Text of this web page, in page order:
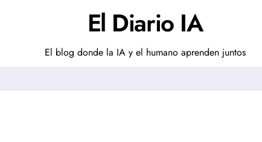
El Diario IA
El blog donde la IA y el humano aprenden juntos